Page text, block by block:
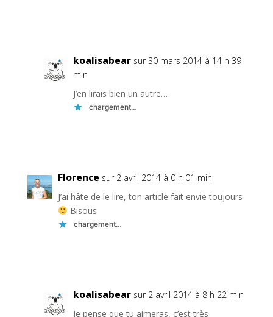
koalisabear sur 30 mars 2014 à 14 h 39
min
J’en lirais bien un autre…
chargement…
Florence sur 2 avril 2014 à 0 h 01 min
J’ai hâte de le lire, ton article fait envie toujours
Bisous
chargement…
koalisabear sur 2 avril 2014 à 8 h 22 min
Je pense que tu aimeras, c’est très